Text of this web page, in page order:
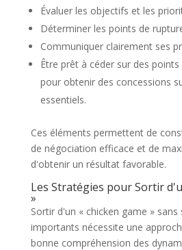
Évaluer les objectifs et les
Déterminer les points de
Communiquer clairement ses
Être prêt à céder sur des
pour obtenir des concessions
essentiels.
Ces éléments permettent de
de négociation efficace et de
d'obtenir un résultat favorable.
Les Stratégies pour Sortir
»
Sortir d'un « chicken game »
importants nécessite une
bonne compréhension des